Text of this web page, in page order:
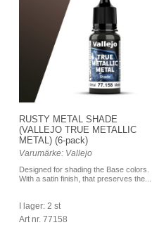
RUSTY METAL SHADE
(VALLEJO TRUE METALLIC
METAL) (6-pack)
Varumärke: Vallejo
Designed for shading the Base colors.
With a satin finish, that preserves the...
I lager: 2 st
Art nr. 77158